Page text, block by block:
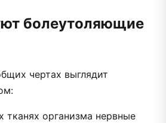
болеутоляющие
чертах выглядит
тканях организма нервные